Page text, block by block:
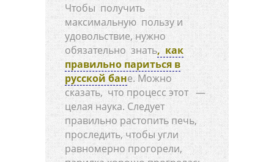
Чтобы получить
максимальную пользу и
удовольствие, нужно
обязательно знать, как
правильно париться в
русской бане. Можно
сказать, что процесс этот —
целая наука. Следует
правильно растопить печь,
проследить, чтобы угли
равномерно прогорели,